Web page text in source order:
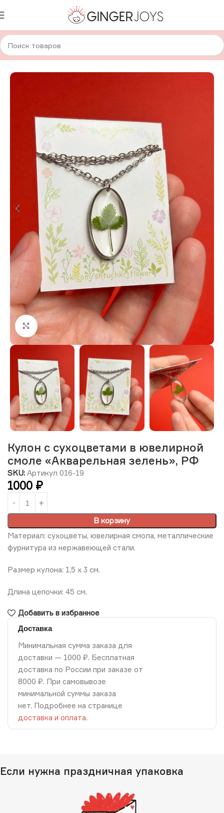
Главная Украшения Кулоны Кулоны с сухоцветами
Нажмите, чтобы увеличить изображение
Кулон с сухоцветами в ювелирной
смоле «Акварельная зелень», РФ
SKU: Артикул 016-19
1000 ₽
В корзину
Материал: сухоцветы, ювелирная смола, металлические
фурнитура из нержавеющей стали.
Размер кулона: 1,5 х 3 см.
Длина цепочки: 45 см.
Добавить в избранное
Доставка
Минимальная сумма заказа для
доставки — 1000 ₽. Бесплатная
доставка по России при заказе от
8000 ₽. При самовывозе
минимальной суммы заказа
нет. Подробнее на странице
доставка и оплата.
Если нужна праздничная упаковка